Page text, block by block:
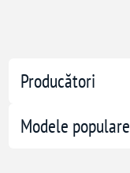
Producători
Modele populare